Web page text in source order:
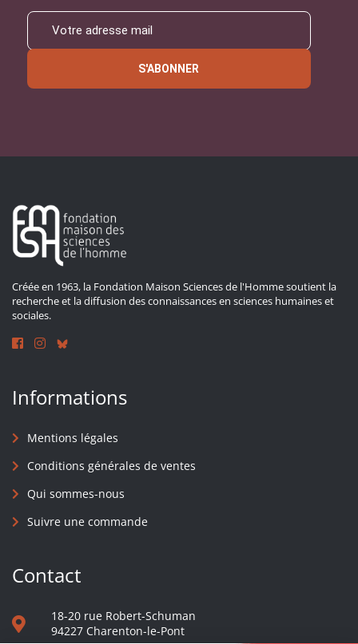
S'ABONNER
Créée en 1963, la Fondation Maison Sciences de l'Homme soutient la
recherche et la diffusion des connaissances en sciences humaines et
sociales.
Informations
Mentions légales
Conditions générales de ventes
Qui sommes-nous
Suivre une commande
Contact
18-20 rue Robert-Schuman
94227 Charenton-le-Pont